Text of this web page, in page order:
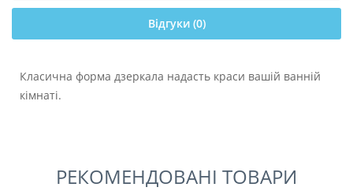
Відгуки (0)
Класична форма дзеркала надасть краси вашій ванній
кімнаті.
РЕКОМЕНДОВАНІ ТОВАРИ